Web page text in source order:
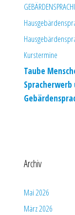
Kurstermine
Taube
Archiv
Mai 2026
März 2026